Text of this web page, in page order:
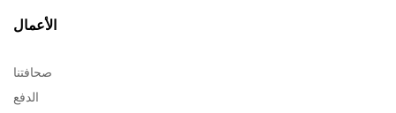
الأعمال
صحافتنا
الدفع